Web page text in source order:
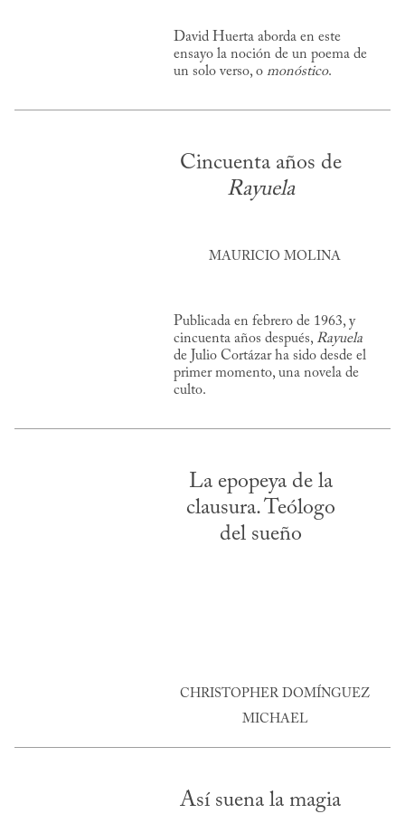
David Huerta aborda en este
ensayo la noción de un poema de
un solo verso, o monóstico.
Cincuenta años de
Rayuela
MAURICIO MOLINA
Publicada en febrero de 1963, y
cincuenta años después, Rayuela
de Julio Cortázar ha sido desde el
primer momento, una novela de
culto.
La epopeya de la
clausura. Teólogo
del sueño
CHRISTOPHER DOMÍNGUEZ
MICHAEL
Así suena la magia